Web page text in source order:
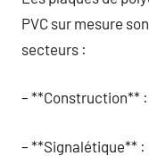
PVC sur mesure
secteurs :
– **Construction**
– **Signalétique**